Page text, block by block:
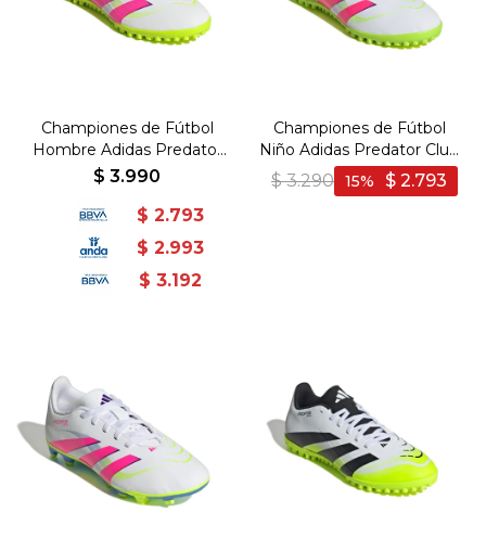
Championes de Fútbol
Hombre Adidas Predator
Club TF - Blanco-Rosado
$ 3.990
$ 2.793
$ 2.993
$ 3.192
Championes de Fútbol
Niño Adidas Predator Club
TF - Blanco-Rosado
$ 3.290 $ 2.793
15